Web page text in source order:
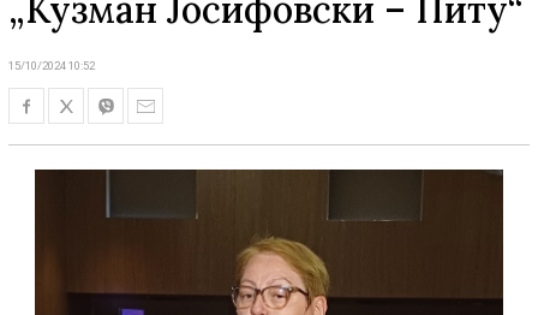
„Кузман Јосифовски – Питу“
15/10/2024 10:52